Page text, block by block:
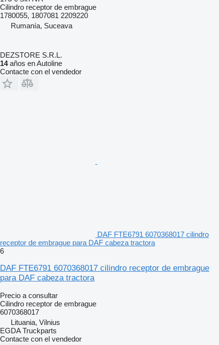
Cilindro receptor de embrague
1780055, 1807081 2209220
Rumanía, Suceava
DEZSTORE S.R.L.
14años en Autoline
Contacte con el vendedor
DAF FTE6791 6070368017 cilindro
receptor de embrague para DAF cabeza tractora
6
DAF FTE6791 6070368017 cilindro receptor de embrague
para DAF cabeza tractora
Precio a consultar
Cilindro receptor de embrague
6070368017
Lituania, Vilnius
EGDA Truckparts
Contacte con el vendedor